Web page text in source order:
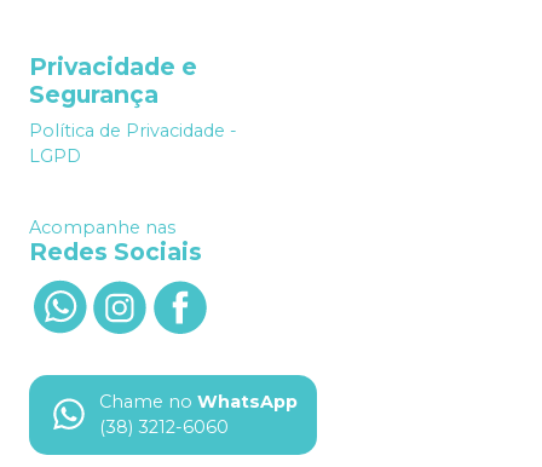
Privacidade e
Segurança
Política de Privacidade -
LGPD
Acompanhe nas
Redes Sociais
Chame no WhatsApp
(38) 3212-6060